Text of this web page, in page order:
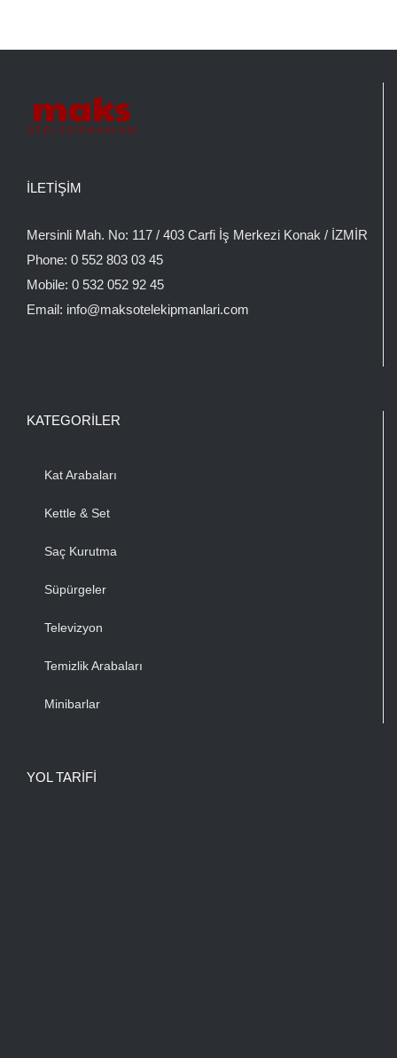
İLETIŞIM
Mersinli Mah. No: 117 / 403 Carfi İş Merkezi Konak / İZMİR
Phone: 0 552 803 03 45
Mobile: 0 532 052 92 45
Email: info@maksotelekipmanlari.com
KATEGORILER
Kat Arabaları
Kettle & Set
Saç Kurutma
Süpürgeler
Televizyon
Temizlik Arabaları
Minibarlar
YOL TARIFI